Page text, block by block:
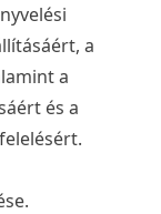
a
a
és a